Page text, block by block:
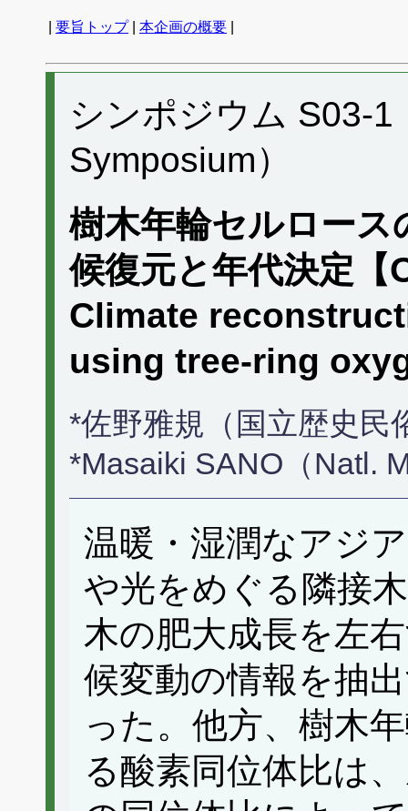
要旨トップ| 本企画の概要
シンポジウム S03-
Symposium）
樹木年輪セルロース
候復元と年代決定【
Climate
using tree-ring
*佐野雅規（国立歴史民
*Masaiki SANO（Natl.
温暖・湿潤なアジ
や光をめぐる隣接
木の肥大成長を左
候変動の情報を抽
った。他方、樹木
る酸素同位体比は